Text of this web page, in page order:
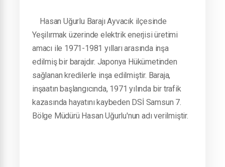
Hasan Uğurlu Barajı Ayvacık ilçesinde
Yeşilırmak üzerinde elektrik enerjisi üretimi
amacı ile 1971-1981 yılları arasında inşa
edilmiş bir barajdır. Japonya Hükümetinden
sağlanan kredilerle inşa edilmiştir. Baraja,
inşaatın başlangıcında, 1971 yılında bir trafik
kazasında hayatını kaybeden DSİ Samsun 7.
Bölge Müdürü Hasan Uğurlu'nun adı verilmiştir.